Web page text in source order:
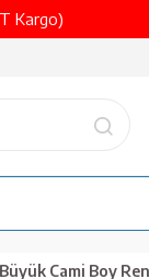
Kargo)
Büyük Cami Boy